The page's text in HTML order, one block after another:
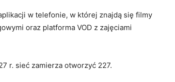
w telefonie, w której znajdą się filmy
oraz platforma VOD z zajęciami
r. sieć zamierza otworzyć 227.